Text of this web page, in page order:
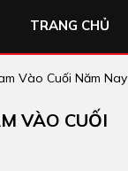
TRANG CHỦ
Vào Cuối Năm Nay
VÀO CUỐI